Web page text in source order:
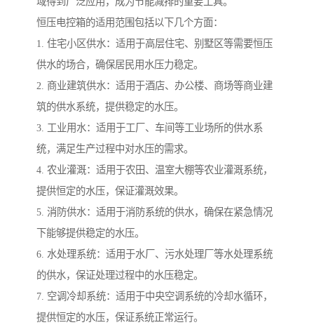
恒压电控箱的适用范围包括以下几个方面：
1. 住宅小区供水：适用于高层住宅、别墅区等需要恒压
供水的场合，确保居民用水压力稳定。
2. 商业建筑供水：适用于酒店、办公楼、商场等商业建
筑的供水系统，提供稳定的水压。
3. 工业用水：适用于工厂、车间等工业场所的供水系
统，满足生产过程中对水压的需求。
4. 农业灌溉：适用于农田、温室大棚等农业灌溉系统，
提供恒定的水压，保证灌溉效果。
5. 消防供水：适用于消防系统的供水，确保在紧急情况
下能够提供稳定的水压。
6. 水处理系统：适用于水厂、污水处理厂等水处理系统
的供水，保证处理过程中的水压稳定。
7. 空调冷却系统：适用于中央空调系统的冷却水循环，
提供恒定的水压，保证系统正常运行。